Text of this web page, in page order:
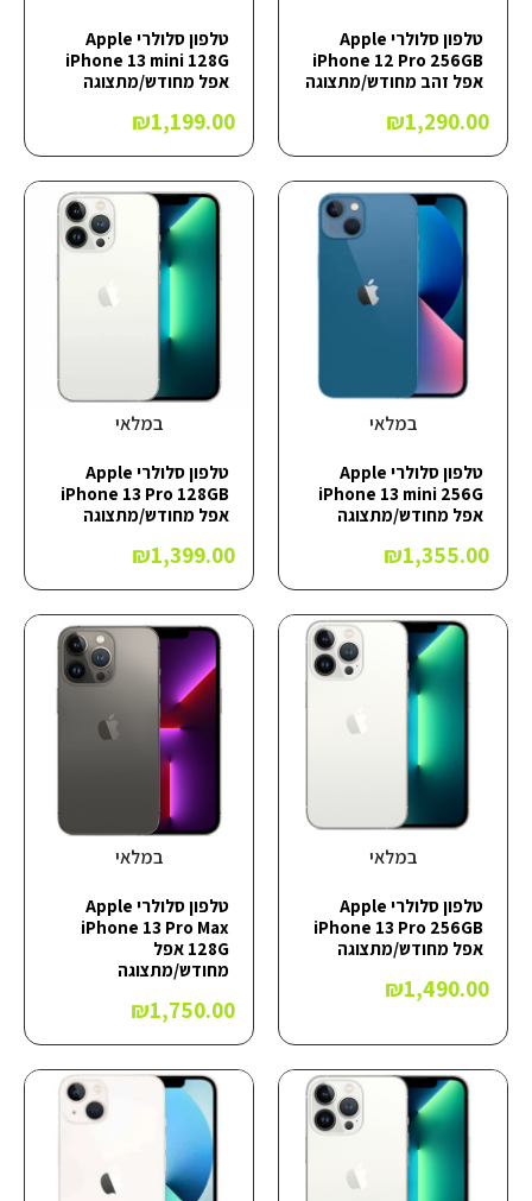
טלפון סלולרי Apple
iPhone 12 Pro 256GB
אפל זהב מחודש/מתצוגה
₪1,290.00
טלפון סלולרי Apple
iPhone 13 mini 128G
אפל מחודש/מתצוגה
₪1,199.00
במלאי
טלפון סלולרי Apple
iPhone 13 mini 256G
אפל מחודש/מתצוגה
₪1,355.00
במלאי
טלפון סלולרי Apple
iPhone 13 Pro 128GB
אפל מחודש/מתצוגה
₪1,399.00
במלאי
טלפון סלולרי Apple
iPhone 13 Pro 256GB
אפל מחודש/מתצוגה
₪1,490.00
במלאי
טלפון סלולרי Apple
iPhone 13 Pro Max
128G אפל
מחודש/מתצוגה
₪1,750.00